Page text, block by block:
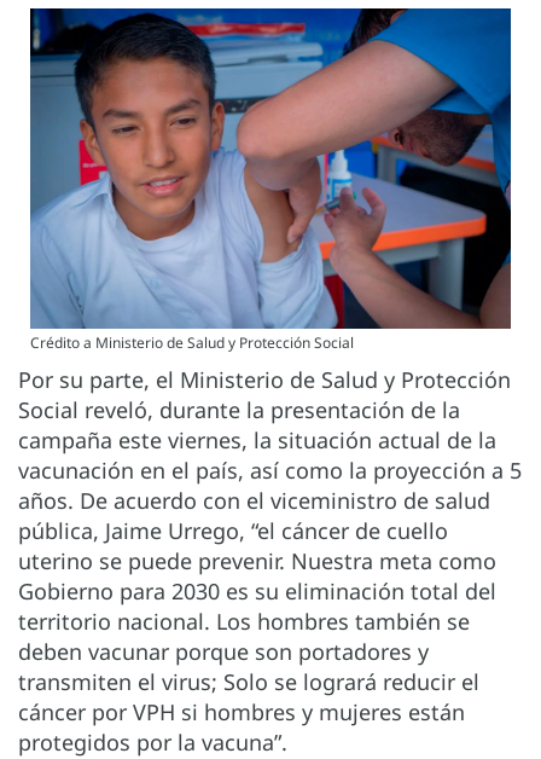
Crédito a Ministerio de Salud y Protección Social
Por su parte, el Ministerio de Salud y Protección
Social reveló, durante la presentación de la
campaña este viernes, la situación actual de la
vacunación en el país, así como la proyección a 5
años. De acuerdo con el viceministro de salud
pública, Jaime Urrego, “el cáncer de cuello
uterino se puede prevenir. Nuestra meta como
Gobierno para 2030 es su eliminación total del
territorio nacional. Los hombres también se
deben vacunar porque son portadores y
transmiten el virus; Solo se logrará reducir el
cáncer por VPH si hombres y mujeres están
protegidos por la vacuna”.